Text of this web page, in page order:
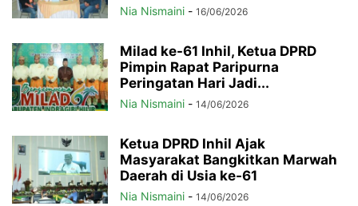
Nia Nismaini - 16/06/2026
Milad ke-61 Inhil, Ketua DPRD
Pimpin Rapat Paripurna
Peringatan Hari Jadi...
Nia Nismaini - 14/06/2026
Ketua DPRD Inhil Ajak
Masyarakat Bangkitkan Marwah
Daerah di Usia ke-61
Nia Nismaini - 14/06/2026